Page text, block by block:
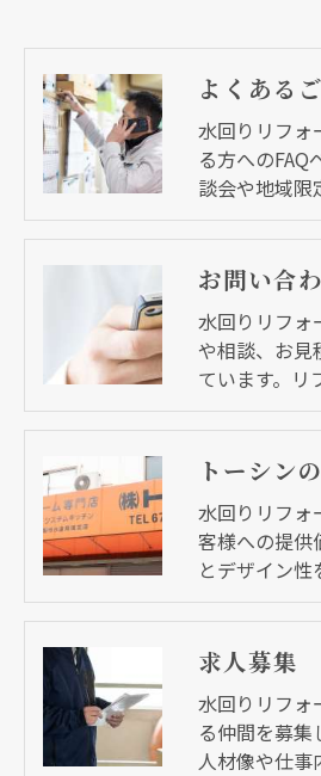
よくある
水回りリフォ
る方へのFAQ
談会や地域
お問い合
水回りリフォ
や相談、お見
ています。
トーシン
水回りリフォ
客様への提供
とデザイン
求人募集
水回りリフォ
る仲間を募集
人材像や仕